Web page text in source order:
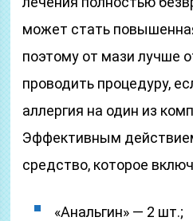
может стать
поэтому от мази лучше
проводить процедуру,
аллергия на один из
Эффективным
средство, которое
«Анальгин» — 2 шт.;